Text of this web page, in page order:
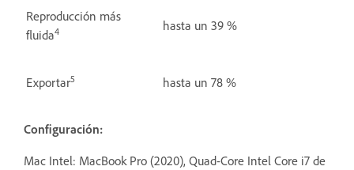
Reproducción más
fluida4 hasta un 39 %
Exportar5 hasta un 78 %
Configuración:
Mac Intel: MacBook Pro (2020), Quad-Core Intel Core i7 de